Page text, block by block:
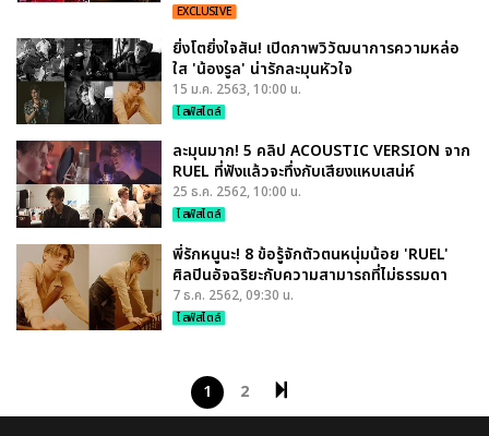
EXCLUSIVE
ยิ่งโตยิ่งใจสัน! เปิดภาพวิวัฒนาการความหล่อ
ใส 'น้องรูล' น่ารักละมุนหัวใจ
15 ม.ค. 2563, 10:00 น.
ไลฟ์สไตล์
ละมุนมาก! 5 คลิป ACOUSTIC VERSION จาก
RUEL ที่ฟังแล้วจะทึ่งกับเสียงแหบเสน่ห์
25 ธ.ค. 2562, 10:00 น.
ไลฟ์สไตล์
พี่รักหนูนะ! 8 ข้อรู้จักตัวตนหนุ่มน้อย 'RUEL'
ศิลปินอัจฉริยะกับความสามารถที่ไม่ธรรมดา
7 ธ.ค. 2562, 09:30 น.
ไลฟ์สไตล์
1 2